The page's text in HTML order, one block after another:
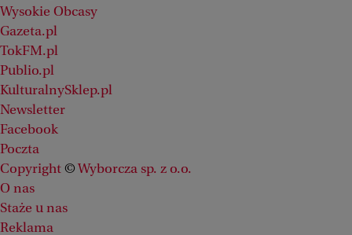
Wysokie Obcasy
Gazeta.pl
TokFM.pl
Publio.pl
KulturalnySklep.pl
Newsletter
Facebook
Poczta
Copyright © Wyborcza sp. z o.o.
O nas
Staże u nas
Reklama